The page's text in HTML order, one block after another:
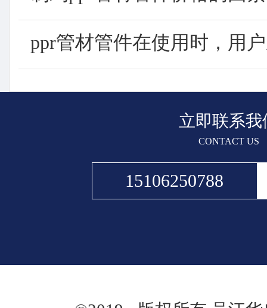
ppr管材管件在使用时，用
立即联系我
CONTACT US
15106250788